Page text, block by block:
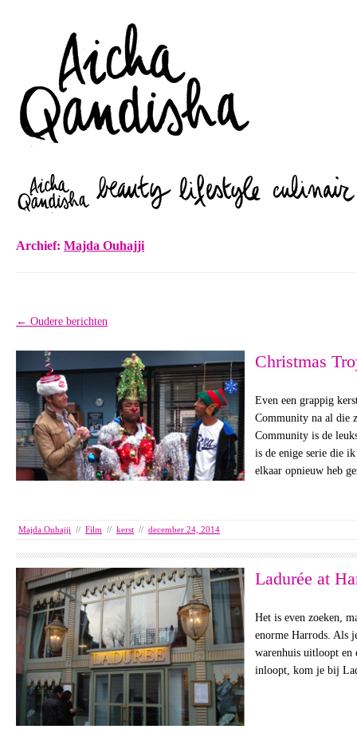
Archief: Majda Ouhajji
Berichtnavigatie
← Oudere berichten
Christmas
Even een grappig
Community na al die
Community is de
is de enige serie die
elkaar opnieuw heb
Majda Ouhajji // Film // kerst // december 24, 2014
Ladurée at
Het is even zoeken,
enorme Harrods. Als
warenhuis uitloopt en
inloopt, kom je bij